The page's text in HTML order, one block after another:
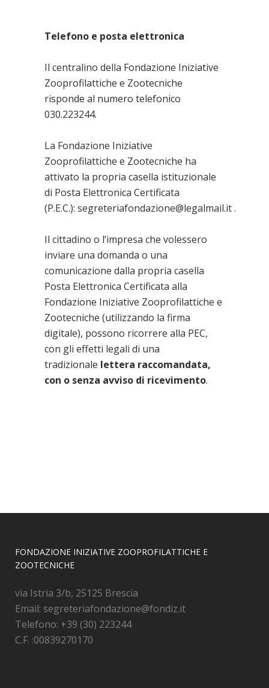
Telefono e posta elettronica
Il centralino della Fondazione Iniziative
Zooprofilattiche e Zootecniche
risponde al numero telefonico
030.223244.
La Fondazione Iniziative
Zooprofilattiche e Zootecniche ha
attivato la propria casella istituzionale
di Posta Elettronica Certificata
(P.E.C.): segreteriafondazione@legalmail.it.
Il cittadino o l’impresa che volessero
inviare una domanda o una
comunicazione dalla propria casella
Posta Elettronica Certificata alla
Fondazione Iniziative Zooprofilattiche e
Zootecniche (utilizzando la firma
digitale), possono ricorrere alla PEC,
con gli effetti legali di una
tradizionale lettera raccomandata,
con o senza avviso di ricevimento.
FONDAZIONE INIZIATIVE ZOOPROFILATTICHE E
ZOOTECNICHE
via Istria 3/b, 25125 Brescia
Email: segreteriafondazione@fondiz.it
Telefono: +39 (30) 223244
C.F. :00839270170